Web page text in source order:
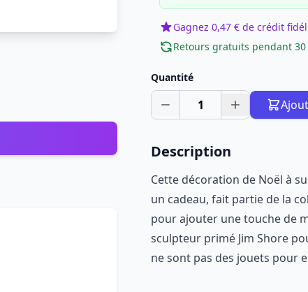
Gagnez 0,47 € de crédit
Retours gratuits pendant
Quantité
1
Description
Cette décoration de Noël à
un cadeau, fait partie de la
pour ajouter une touche de
sculpteur primé Jim Shore
ne sont pas des jouets pour